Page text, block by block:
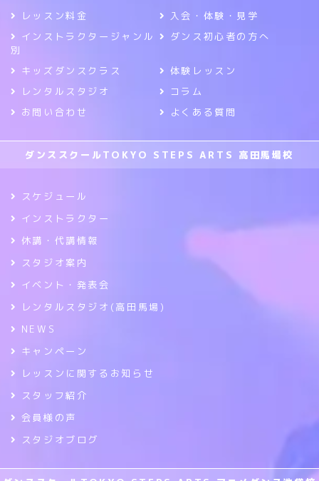
レッスン料金
入会・体験・見学
インストラクタージャンル
別
ダンス初心者の方へ
キッズダンスクラス
体験レッスン
レンタルスタジオ
コラム
お問い合わせ
よくある質問
ダンススクールTOKYO STEPS ARTS 高田馬場校
スケジュール
インストラクター
休講・代講情報
スタジオ案内
イベント・発表会
レンタルスタジオ(高田馬場)
NEWS
キャンペーン
レッスンに関するお知らせ
スタッフ紹介
会員様の声
スタジオブログ